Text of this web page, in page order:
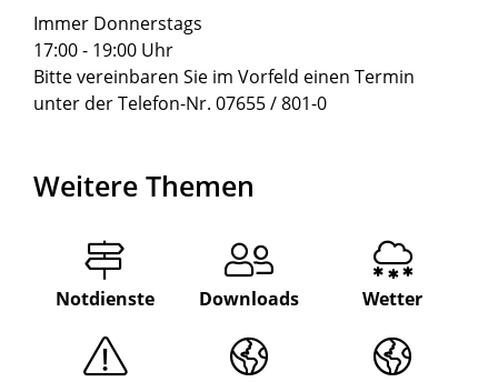
Immer Donnerstags
17:00 - 19:00 Uhr
Bitte vereinbaren Sie im Vorfeld einen Termin
unter der Telefon-Nr. 07655 / 801-0
Weitere Themen
Notdienste Downloads Wetter